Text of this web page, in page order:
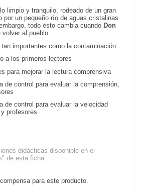
limpio y tranquilo, rodeado de un gran
por un pequeño río de aguas cristalinas
todo esto cambia cuando Don
volver al pueblo...
importantes como la contaminación
a los primeros lectores
para mejorar la lectura comprensiva
de control para evaluar la comprensión,
de control para evaluar la velocidad
profesores
didácticas disponible en el
de esta ficha
para este producto.